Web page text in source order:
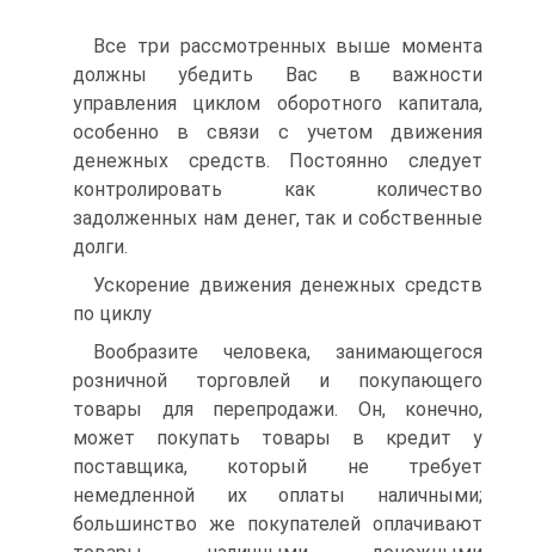
Все три рассмотренных выше момента
должны убедить Вас в важности
управления циклом оборотного капитала,
особенно в связи с учетом движения
денежных средств. Постоянно следует
контролировать как количество
задолженных нам денег, так и собственные
долги.
Ускорение движения денежных средств
по циклу
Вообразите человека, занимающегося
розничной торговлей и покупающего
товары для перепродажи. Он, конечно,
может покупать товары в кредит у
поставщика, который не требует
немедленной их оплаты наличными;
большинство же покупателей оплачивают